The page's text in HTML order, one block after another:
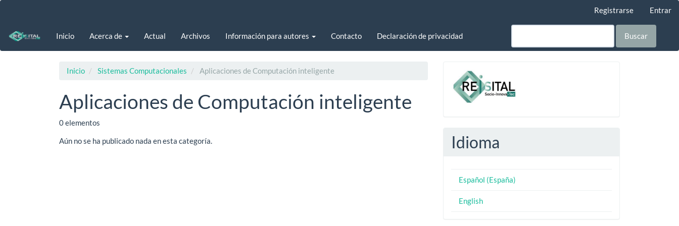
principal
Registrarse Entrar
Inicio Acerca de Actual Archivos Información para autores Contacto Declaración de privacidad Buscar
Inicio Sistemas Computacionales Aplicaciones de Computación inteligente
Aplicaciones de Computación inteligente
0 elementos
Aún no se ha publicado nada en esta categoría.
Idioma
Español (España)
English